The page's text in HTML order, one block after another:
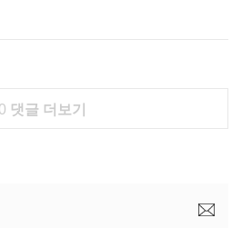
댓글 더보기